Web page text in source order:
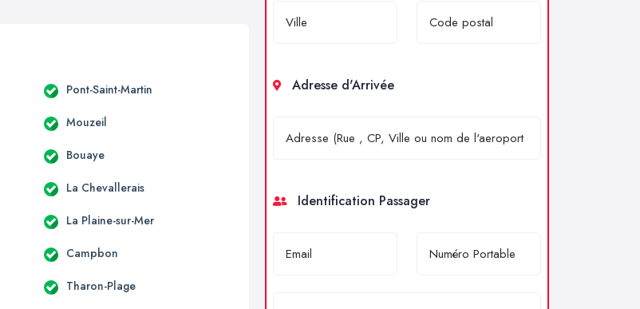
Pont-Saint-Martin
Mouzeil
Bouaye
La Chevallerais
La Plaine-sur-Mer
Campbon
Tharon-Plage
Adresse d'Arrivée
Identification Passager